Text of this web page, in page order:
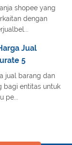
shopee yang
dengan
Jual
5
jual barang dan
bagi entitas untuk